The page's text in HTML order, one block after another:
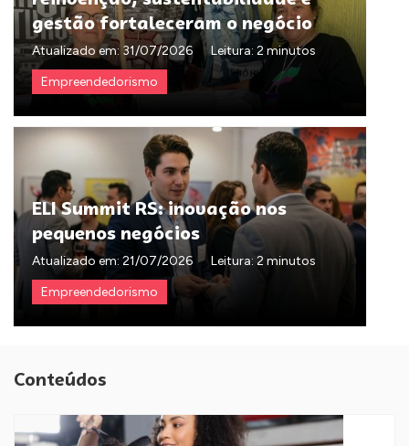
gestão fortaleceram o negócio
Atualizado em: 31/07/2026
Leitura: 2 minutos
Empreendedorismo
ELI Summit RS: inovação nos
pequenos negócios
Atualizado em: 21/07/2026
Leitura: 2 minutos
Empreendedorismo
Conteúdos